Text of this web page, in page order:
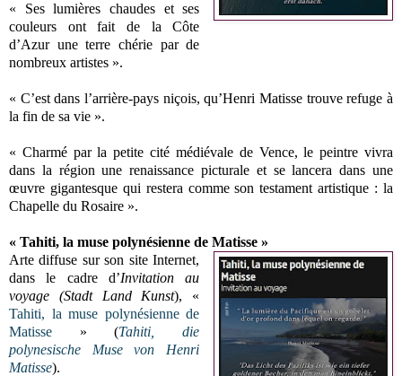
« Ses lumières chaudes et ses
couleurs ont fait de la Côte
d’Azur une terre chérie par de
nombreux artistes ».
« C’est dans l’arrière-pays niçois, qu’Henri Matisse trouve refuge à
la fin de sa vie ».
« Charmé par la petite cité médiévale de Vence, le peintre vivra
dans la région une renaissance picturale et se lancera dans une
œuvre gigantesque qui restera comme son testament artistique : la
Chapelle du Rosaire ».
« Tahiti, la muse polynésienne de Matisse »
Arte diffuse sur son site Internet,
dans le cadre d’Invitation au
voyage (Stadt Land Kunst), «
Tahiti, la muse polynésienne de
Matisse » (Tahiti, die
polynesische Muse von Henri
Matisse).